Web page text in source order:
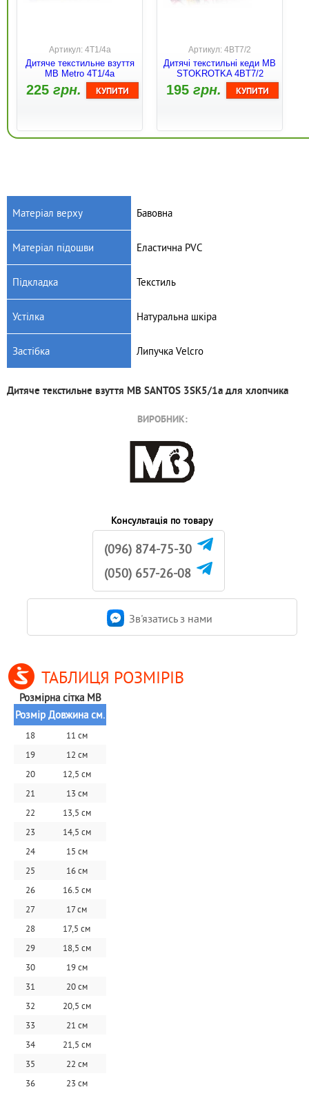
Артикул: 4Т1/4а
Дитяче текстильне взуття
MB Metro 4T1/4a
225грн.
Артикул: 4BT7/2
Дитячі текстильні кеди MB
STOKROTKA 4BT7/2
195грн.
MB GUMIS 3T1/1a
195грн.
STOKROTKA 4BT8/3a
Матеріал верху Бавовна
Матеріал підошви Еластична PVC
Підкладка Текстиль
Устілка Натуральна шкіра
Застібка Липучка Velcro
Дитяче текстильне взуття MB SANTOS 3SK5/1a для хлопчика
ВИРОБНИК:
Консультація по товару
(096) 874-75-30
(050) 657-26-08
Зв'язатись з нами
ТАБЛИЦЯ РОЗМІРІВ
Розмірна сітка MB
Розмір Довжина см.
18
11 см
19
12 см
20
12,5 см
21
13 см
22
13,5 см
23
14,5 см
24
15 см
25
16 см
26
16.5 см
27
17 см
28
17,5 см
29
18,5 см
30
19 см
31
20 см
32
20,5 см
33
21 см
34
21,5 см
35
22 см
36
23 см